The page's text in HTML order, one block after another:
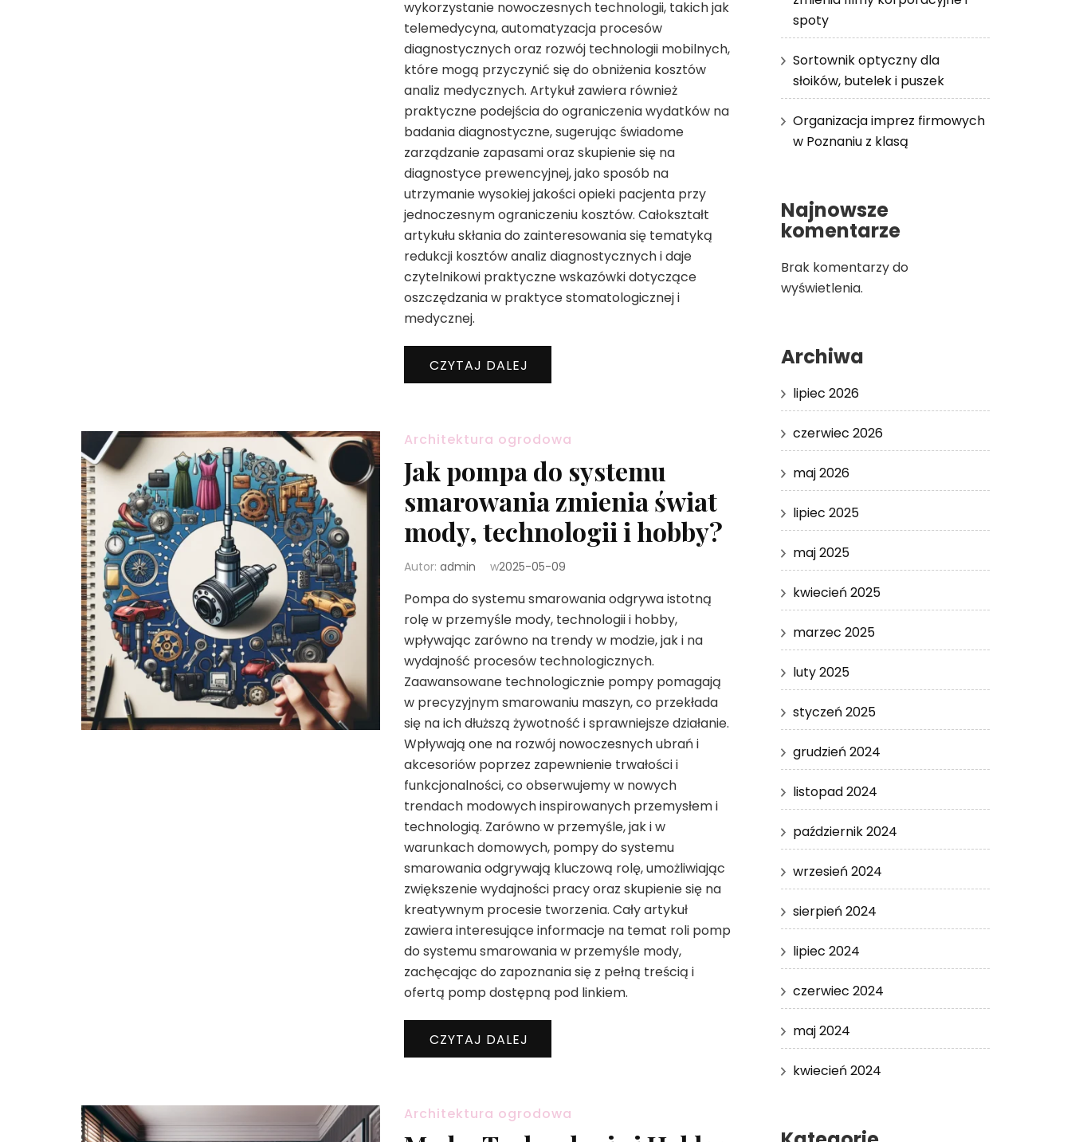
wykorzystanie nowoczesnych technologii, takich jak
telemedycyna, automatyzacja procesów
diagnostycznych oraz rozwój technologii mobilnych,
które mogą przyczynić się do obniżenia kosztów
analiz medycznych. Artykuł zawiera również
praktyczne podejścia do ograniczenia wydatków na
badania diagnostyczne, sugerując świadome
zarządzanie zapasami oraz skupienie się na
diagnostyce prewencyjnej, jako sposób na
utrzymanie wysokiej jakości opieki pacjenta przy
jednoczesnym ograniczeniu kosztów. Całokształt
artykułu skłania do zainteresowania się tematyką
redukcji kosztów analiz diagnostycznych i daje
czytelnikowi praktyczne wskazówki dotyczące
oszczędzania w praktyce stomatologicznej i
medycznej.
CZYTAJ DALEJ
Architektura ogrodowa
Jak pompa do systemu
smarowania zmienia świat
mody, technologii i hobby?
Autor: admin w2025-05-09
Pompa do systemu smarowania odgrywa istotną
rolę w przemyśle mody, technologii i hobby,
wpływając zarówno na trendy w modzie, jak i na
wydajność procesów technologicznych.
Zaawansowane technologicznie pompy pomagają
w precyzyjnym smarowaniu maszyn, co przekłada
się na ich dłuższą żywotność i sprawniejsze działanie.
Wpływają one na rozwój nowoczesnych ubrań i
akcesoriów poprzez zapewnienie trwałości i
funkcjonalności, co obserwujemy w nowych
trendach modowych inspirowanych przemysłem i
technologią. Zarówno w przemyśle, jak i w
warunkach domowych, pompy do systemu
smarowania odgrywają kluczową rolę, umożliwiając
zwiększenie wydajności pracy oraz skupienie się na
kreatywnym procesie tworzenia. Cały artykuł
zawiera interesujące informacje na temat roli pomp
do systemu smarowania w przemyśle mody,
zachęcając do zapoznania się z pełną treścią i
ofertą pomp dostępną pod linkiem.
CZYTAJ DALEJ
Architektura ogrodowa
spoty
Sortownik optyczny dla
słoików, butelek i puszek
Organizacja imprez firmowych
w Poznaniu z klasą
Najnowsze
komentarze
Brak komentarzy do
wyświetlenia.
Archiwa
lipiec 2026
czerwiec 2026
maj 2026
lipiec 2025
maj 2025
kwiecień 2025
marzec 2025
luty 2025
styczeń 2025
grudzień 2024
listopad 2024
październik 2024
wrzesień 2024
sierpień 2024
lipiec 2024
czerwiec 2024
maj 2024
kwiecień 2024